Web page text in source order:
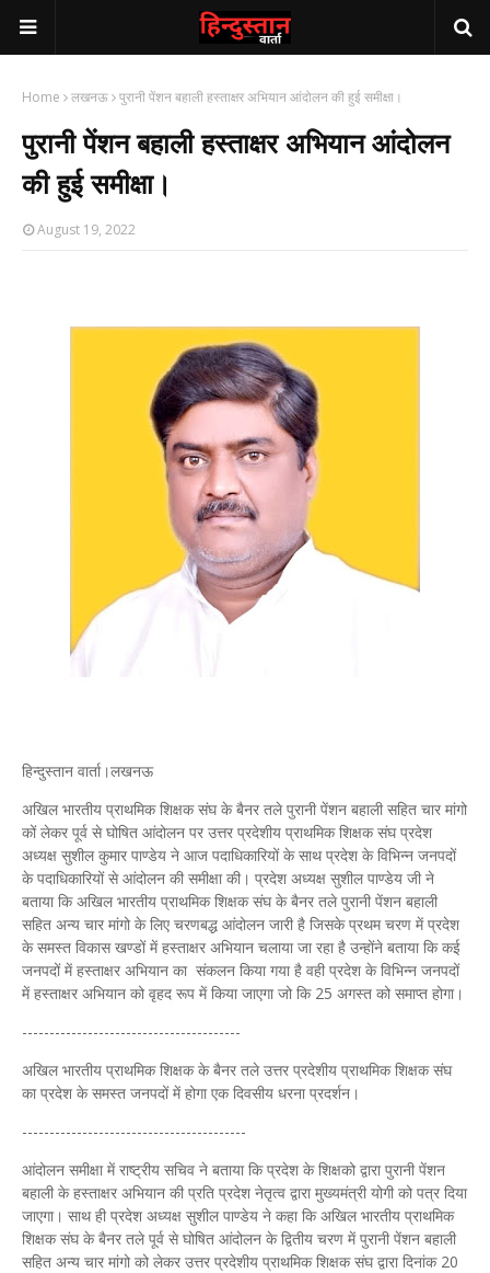
Home लखनऊ पुरानी पेंशन बहाली हस्ताक्षर अभियान आंदोलन की हुई समीक्षा।
पुरानी पेंशन बहाली हस्ताक्षर अभियान आंदोलन
की हुई समीक्षा।
August 19, 2022
हिन्दुस्तान वार्ता।लखनऊ
अखिल भारतीय प्राथमिक शिक्षक संघ के बैनर तले पुरानी पेंशन बहाली सहित चार मांगो
कों लेकर पूर्व से घोषित आंदोलन पर उत्तर प्रदेशीय प्राथमिक शिक्षक संघ प्रदेश
अध्यक्ष सुशील कुमार पाण्डेय ने आज पदाधिकारियों के साथ प्रदेश के विभिन्न जनपदों
के पदाधिकारियों से आंदोलन की समीक्षा की। प्रदेश अध्यक्ष सुशील पाण्डेय जी ने
बताया कि अखिल भारतीय प्राथमिक शिक्षक संघ के बैनर तले पुरानी पेंशन बहाली
सहित अन्य चार मांगो के लिए चरणबद्ध आंदोलन जारी है जिसके प्रथम चरण में प्रदेश
के समस्त विकास खण्डों में हस्ताक्षर अभियान चलाया जा रहा है उन्होंने बताया कि कई
जनपदों में हस्ताक्षर अभियान का संकलन किया गया है वही प्रदेश के विभिन्न जनपदों
में हस्ताक्षर अभियान को वृहद रूप में किया जाएगा जो कि 25 अगस्त को समाप्त होगा।
----------------------------------------
अखिल भारतीय प्राथमिक शिक्षक के बैनर तले उत्तर प्रदेशीय प्राथमिक शिक्षक संघ
का प्रदेश के समस्त जनपदों में होगा एक दिवसीय धरना प्रदर्शन।
-----------------------------------------
आंदोलन समीक्षा में राष्ट्रीय सचिव ने बताया कि प्रदेश के शिक्षको द्वारा पुरानी पेंशन
बहाली के हस्ताक्षर अभियान की प्रति प्रदेश नेतृत्व द्वारा मुख्यमंत्री योगी को पत्र दिया
जाएगा। साथ ही प्रदेश अध्यक्ष सुशील पाण्डेय ने कहा कि अखिल भारतीय प्राथमिक
शिक्षक संघ के बैनर तले पूर्व से घोषित आंदोलन के द्वितीय चरण में पुरानी पेंशन बहाली
सहित अन्य चार मांगो को लेकर उत्तर प्रदेशीय प्राथमिक शिक्षक संघ द्वारा दिनांक 20